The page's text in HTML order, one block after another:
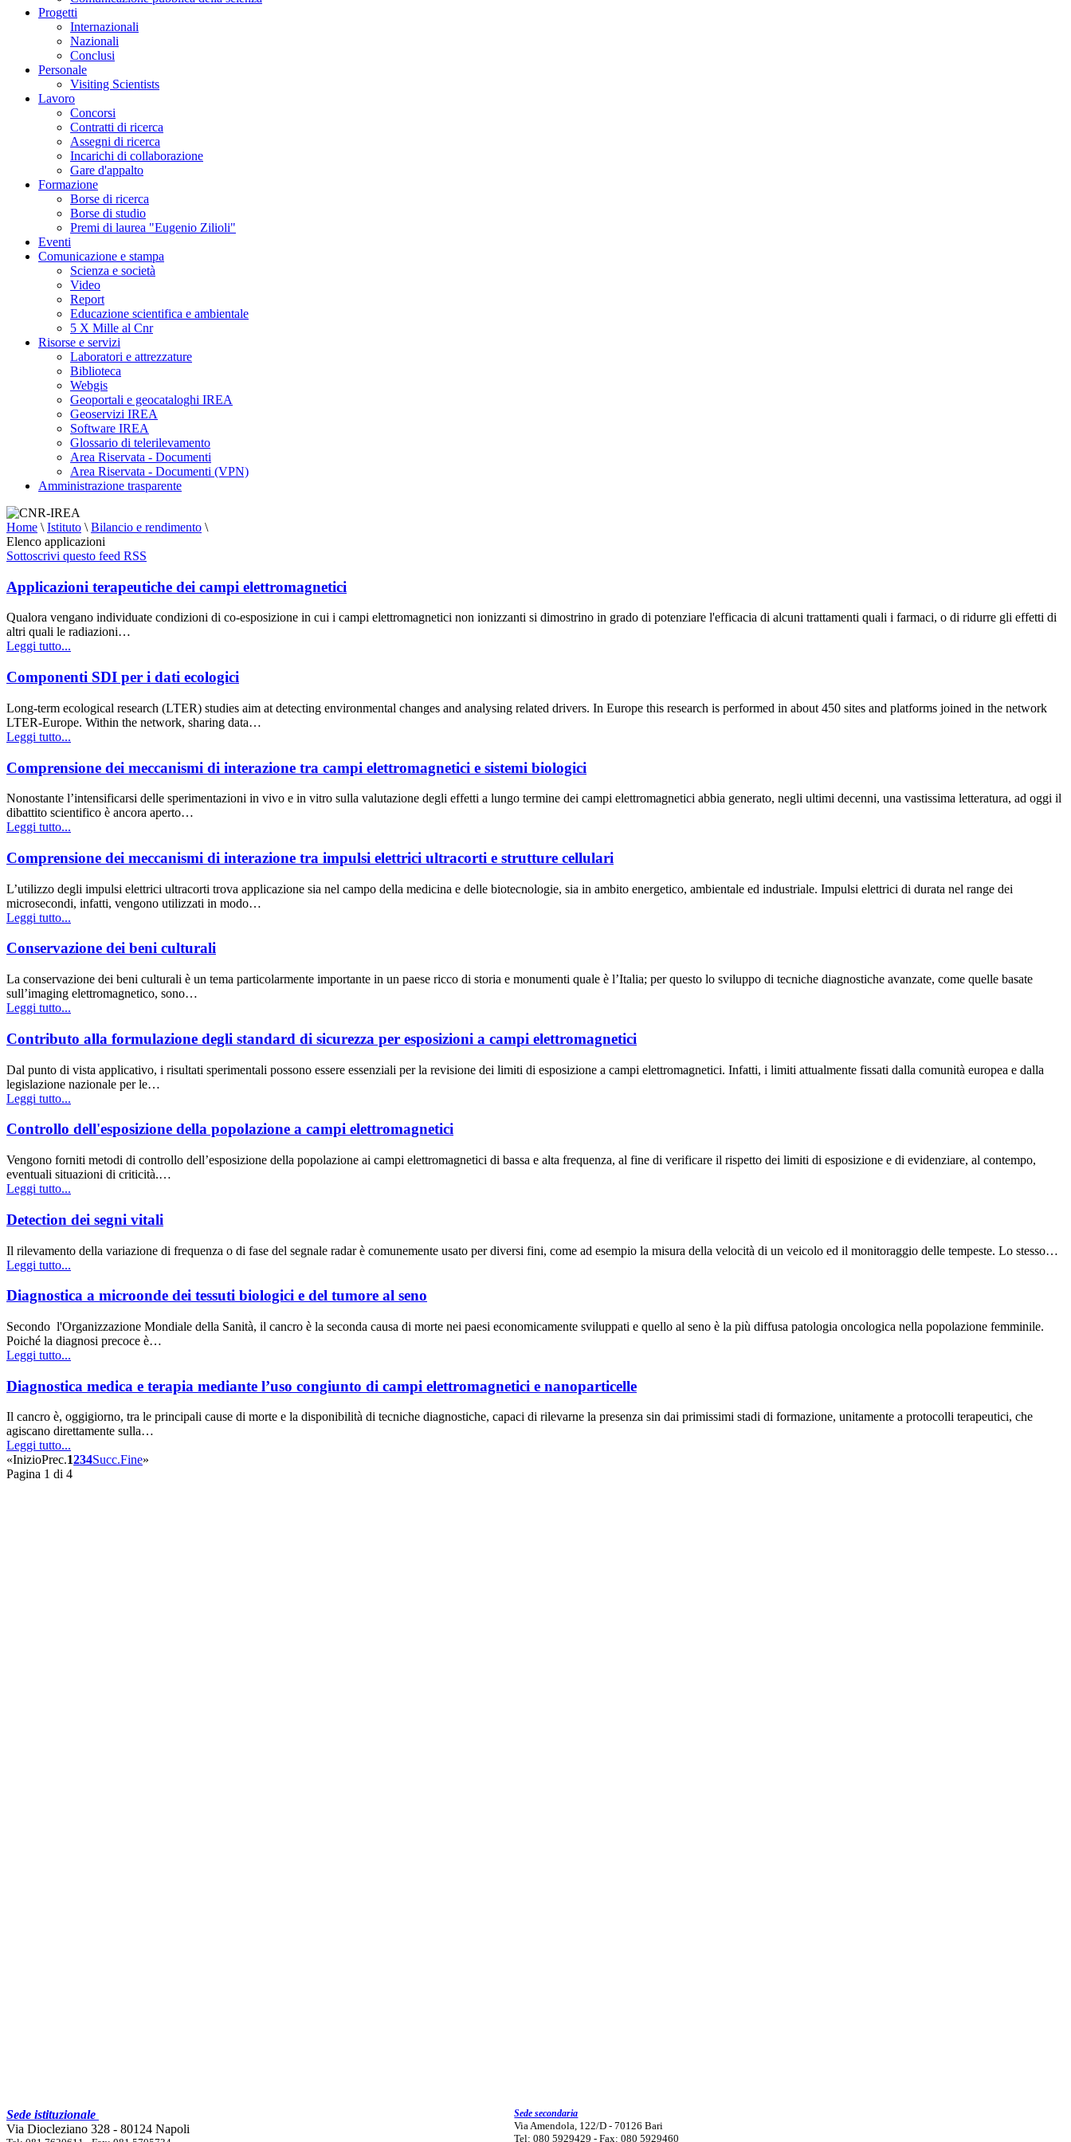
Progetti
Internazionali
Nazionali
Conclusi
Personale
Visiting Scientists
Lavoro
Concorsi
Contratti di ricerca
Assegni di ricerca
Incarichi di collaborazione
Gare d'appalto
Formazione
Borse di ricerca
Borse di studio
Premi di laurea "Eugenio Zilioli"
Eventi
Comunicazione e stampa
Scienza e società
Video
Report
Educazione scientifica e ambientale
5 X Mille al Cnr
Risorse e servizi
Laboratori e attrezzature
Biblioteca
Webgis
Geoportali e geocataloghi IREA
Geoservizi IREA
Software IREA
Glossario di telerilevamento
Area Riservata - Documenti
Area Riservata - Documenti (VPN)
Amministrazione trasparente
Home \ Istituto \ Bilancio e rendimento \
Elenco applicazioni
Sottoscrivi questo feed RSS
Applicazioni terapeutiche dei campi elettromagnetici
Qualora vengano individuate condizioni di co-esposizione in cui i campi elettromagnetici non ionizzanti si dimostrino in grado di potenziare l'efficacia di alcuni trattamenti quali i farmaci, o di ridurre gli effetti di
altri quali le radiazioni…
Leggi tutto...
Componenti SDI per i dati ecologici
Long-term ecological research (LTER) studies aim at detecting environmental changes and analysing related drivers. In Europe this research is performed in about 450 sites and platforms joined in the network
LTER-Europe. Within the network, sharing data…
Leggi tutto...
Comprensione dei meccanismi di interazione tra campi elettromagnetici e sistemi biologici
Nonostante l’intensificarsi delle sperimentazioni in vivo e in vitro sulla valutazione degli effetti a lungo termine dei campi elettromagnetici abbia generato, negli ultimi decenni, una vastissima letteratura, ad oggi il
dibattito scientifico è ancora aperto…
Leggi tutto...
Comprensione dei meccanismi di interazione tra impulsi elettrici ultracorti e strutture cellulari
L’utilizzo degli impulsi elettrici ultracorti trova applicazione sia nel campo della medicina e delle biotecnologie, sia in ambito energetico, ambientale ed industriale. Impulsi elettrici di durata nel range dei
microsecondi, infatti, vengono utilizzati in modo…
Leggi tutto...
Conservazione dei beni culturali
La conservazione dei beni culturali è un tema particolarmente importante in un paese ricco di storia e monumenti quale è l’Italia; per questo lo sviluppo di tecniche diagnostiche avanzate, come quelle basate
sull’imaging elettromagnetico, sono…
Leggi tutto...
Contributo alla formulazione degli standard di sicurezza per esposizioni a campi elettromagnetici
Dal punto di vista applicativo, i risultati sperimentali possono essere essenziali per la revisione dei limiti di esposizione a campi elettromagnetici. Infatti, i limiti attualmente fissati dalla comunità europea e dalla
legislazione nazionale per le…
Leggi tutto...
Controllo dell'esposizione della popolazione a campi elettromagnetici
Vengono forniti metodi di controllo dell’esposizione della popolazione ai campi elettromagnetici di bassa e alta frequenza, al fine di verificare il rispetto dei limiti di esposizione e di evidenziare, al contempo,
eventuali situazioni di criticità.…
Leggi tutto...
Detection dei segni vitali
Il rilevamento della variazione di frequenza o di fase del segnale radar è comunemente usato per diversi fini, come ad esempio la misura della velocità di un veicolo ed il monitoraggio delle tempeste. Lo stesso…
Leggi tutto...
Diagnostica a microonde dei tessuti biologici e del tumore al seno
Secondo l'Organizzazione Mondiale della Sanità, il cancro è la seconda causa di morte nei paesi economicamente sviluppati e quello al seno è la più diffusa patologia oncologica nella popolazione femminile.
Poiché la diagnosi precoce è…
Leggi tutto...
Diagnostica medica e terapia mediante l’uso congiunto di campi elettromagnetici e nanoparticelle
Il cancro è, oggigiorno, tra le principali cause di morte e la disponibilità di tecniche diagnostiche, capaci di rilevarne la presenza sin dai primissimi stadi di formazione, unitamente a protocolli terapeutici, che
agiscano direttamente sulla…
Leggi tutto...
«InizioPrec.1234Succ.Fine»
Pagina 1 di 4
Sede istituzionale
Via Diocleziano 328 - 80124 Napoli
Sede secondaria
Via Amendola, 122/D - 70126 Bari
Tel: 080 5929429 - Fax: 080 5929460